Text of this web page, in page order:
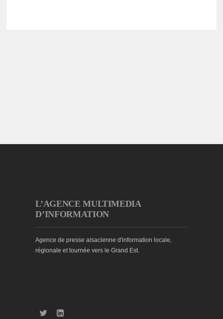
L’AGENCE MULTIMEDIA
D’INFORMATION
Agence de presse alsacienne d'information locale,
régionale et tournée vers le Grand Est.